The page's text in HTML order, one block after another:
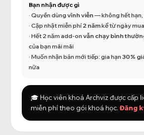
Bạn nhận được gì
· Quyền dùng vĩnh viễn — không hết
· Cập nhật miễn phí 2 nămkể từ ngày mua
· Hết 2 năm add-on vẫn chạy bình
của bạn mãi mãi
· Muốn nhận bản mới tiếp: gia hạn 30%
nữa
🎓 Học viên khoá Archviz được cấp
miễn phí theo gói khoá học. Đăng